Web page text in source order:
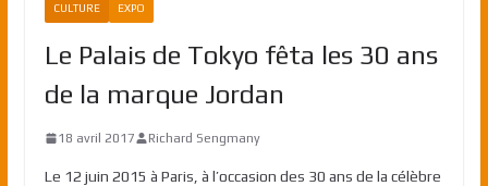
CULTURE EXPO
Le Palais de Tokyo fêta les 30 ans
de la marque Jordan
18 avril 2017 Richard Sengmany
Le 12 juin 2015 à Paris, à l’occasion des 30 ans de la célèbre